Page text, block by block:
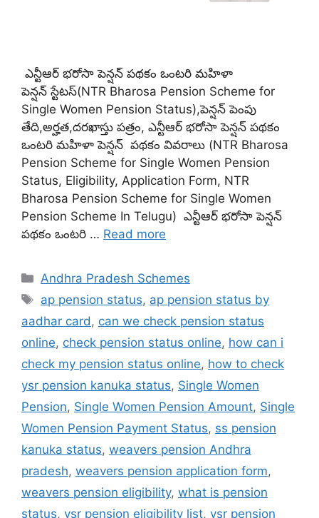
ఎన్టీఆర్ భరోసా పెన్షన్ పథకం ఒంటరి మహిళా
పెన్షన్ స్టేటస్(NTR Bharosa Pension Scheme for
Single Women Pension Status),పెన్షన్ పెంపు
తేది,అర్హత,దరఖాస్తు పత్రం, ఎన్టీఆర్ భరోసా పెన్షన్ పథకం
ఒంటరి మహిళా పెన్షన్ పథకం వివరాలు (NTR Bharosa
Pension Scheme for Single Women Pension
Status, Eligibility, Application Form, NTR
Bharosa Pension Scheme for Single Women
Pension Scheme In Telugu) ఎన్టీఆర్ భరోసా పెన్షన్
పథకం ఒంటరి … Read more
Categories
Andhra Pradesh Schemes
Tags
ap pension status, ap pension status by
aadhar card , can we check pension status
online, check pension status online, how can i
check my pension status online, how to check
ysr pension kanuka status, Single Women
Pension, Single Women Pension Amount, Single
Women Pension Payment Status, ss pension
kanuka status, weavers pension Andhra
pradesh, weavers pension application form,
weavers pension eligibility, what is pension
status, ysr pension eligibility list, ysr pension